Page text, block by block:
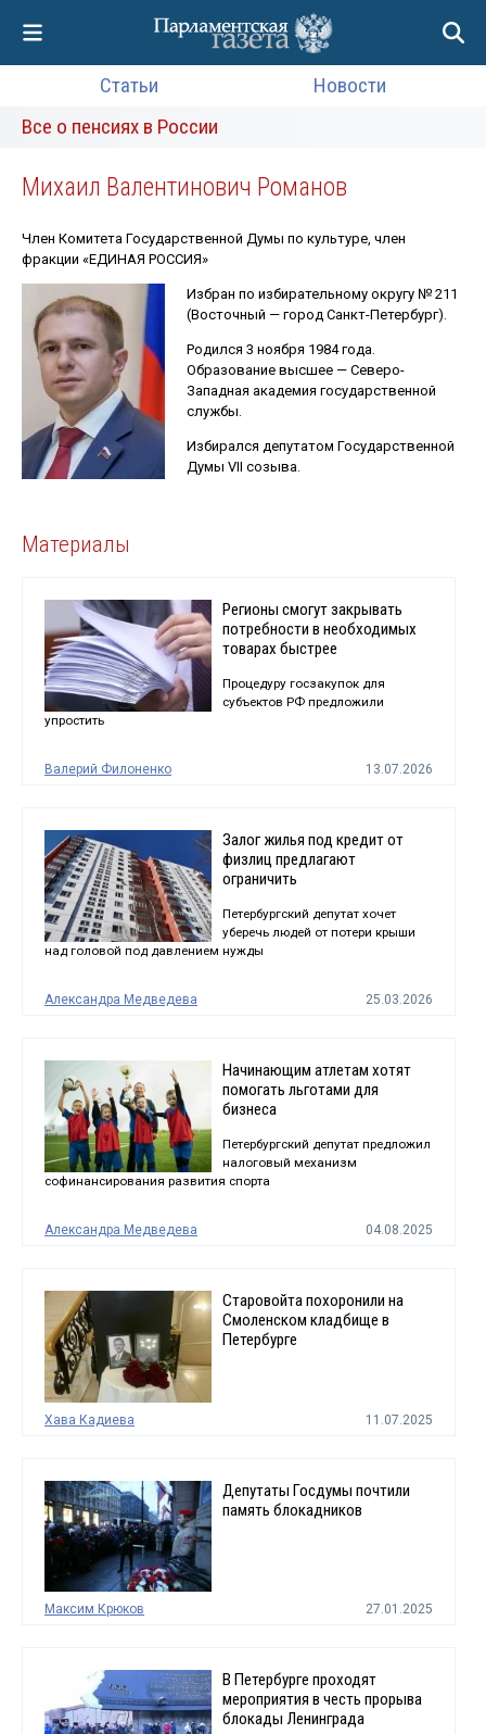
Статьи
Новости
Все о пенсиях в России
Михаил Валентинович Романов
Член Комитета Государственной Думы по культуре, член
фракции «ЕДИНАЯ РОССИЯ»
Избран по избирательному округу № 211
(Восточный — город Санкт-Петербург).
Родился 3 ноября 1984 года.
Образование высшее — Северо-
Западная академия государственной
службы.
Избирался депутатом Государственной
Думы VII созыва.
Материалы
Регионы смогут закрывать
потребности в необходимых
товарах быстрее
Процедуру госзакупок для
субъектов РФ предложили
упростить
Валерий Филоненко 13.07.2026
Залог жилья под кредит от
физлиц предлагают
ограничить
Петербургский депутат хочет
уберечь людей от потери крыши
над головой под давлением нужды
Александра Медведева 25.03.2026
Начинающим атлетам хотят
помогать льготами для
бизнеса
Петербургский депутат предложил
налоговый механизм
софинансирования развития спорта
Александра Медведева 04.08.2025
Старовойта похоронили на
Смоленском кладбище в
Петербурге
Хава Кадиева 11.07.2025
Депутаты Госдумы почтили
память блокадников
Максим Крюков 27.01.2025
В Петербурге проходят
мероприятия в честь прорыва
блокады Ленинграда